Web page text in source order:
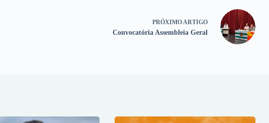
PRÓXIMO ARTIGO
Convocatória Assembleia Geral